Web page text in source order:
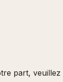
part,